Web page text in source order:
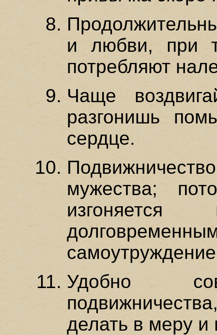
и любви, при
потребляют
Чаще
разгонишь
сердце.
мужества;
Удобно
делать в меру и